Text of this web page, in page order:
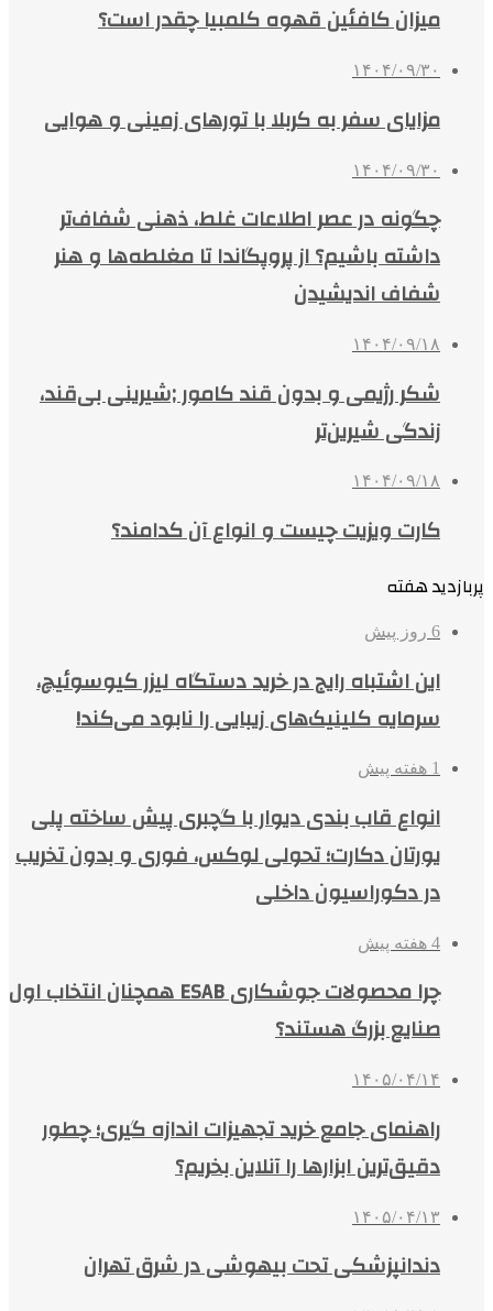
میزان کافئین قهوه کلمبیا چقدر است؟
۱۴۰۴/۰۹/۳۰
مزایای سفر به کربلا با تورهای زمینی و هوایی
۱۴۰۴/۰۹/۳۰
چگونه در عصر اطلاعات غلط، ذهنی شفاف‌تر
داشته باشیم؟ از پروپگاندا تا مغلطه‌ها و هنر
شفاف اندیشیدن
۱۴۰۴/۰۹/۱۸
شکر رژیمی و بدون قند کامور ;شیرینی بی‌قند،
زندگی شیرین‌تر
۱۴۰۴/۰۹/۱۸
کارت ویزیت چیست و انواع آن کدامند؟
پربازدید هفته
6 روز پیش
این اشتباه رایج در خرید دستگاه لیزر کیوسوئیچ،
سرمایه کلینیک‌های زیبایی را نابود می‌کند!
1 هفته پیش
انواع قاب بندی دیوار با گچبری پیش ساخته پلی
یورتان دکارت؛ تحولی لوکس، فوری و بدون تخریب
در دکوراسیون داخلی
4 هفته پیش
چرا محصولات جوشکاری ESAB همچنان انتخاب اول
صنایع بزرگ هستند؟
۱۴۰۵/۰۴/۱۴
راهنمای جامع خرید تجهیزات اندازه گیری؛ چطور
دقیق‌ترین ابزارها را آنلاین بخریم؟
۱۴۰۵/۰۴/۱۳
دندانپزشکی تحت بیهوشی در شرق تهران